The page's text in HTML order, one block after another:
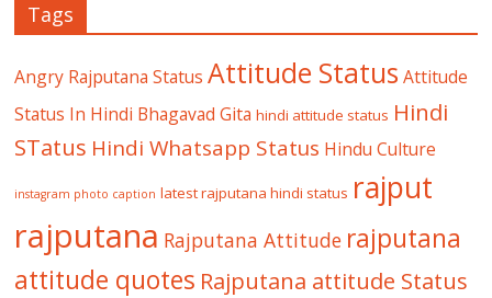
Tags
Angry Rajputana Status Attitude Status Attitude
Status In Hindi Bhagavad Gita hindi attitude status Hindi
STatus Hindi Whatsapp Status Hindu Culture
instagram photo caption latest rajputana hindi status rajput
rajputana Rajputana Attitude rajputana
attitude quotes Rajputana attitude Status